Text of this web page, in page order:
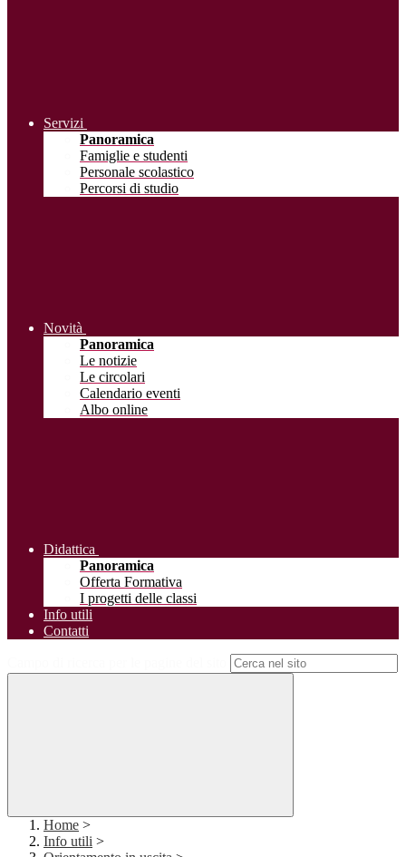
Servizi
Panoramica
Famiglie e studenti
Personale scolastico
Percorsi di studio
Novità
Panoramica
Le notizie
Le circolari
Calendario eventi
Albo online
Didattica
Panoramica
Offerta Formativa
I progetti delle classi
Info utili
Contatti
Home >
Info utili >